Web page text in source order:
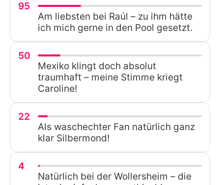
95
Am liebsten bei Raúl – zu ihm hätte
ich mich gerne in den Pool gesetzt.
50
Mexiko klingt doch absolut
traumhaft – meine Stimme kriegt
Caroline!
22
Als waschechter Fan natürlich ganz
klar Silbermond!
4
Natürlich bei der Wollersheim – die